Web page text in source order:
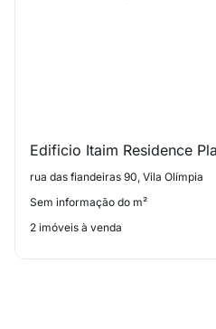
Edificio Itaim Residence
rua das fiandeiras 90, Vila Olímpia
Sem informação do m²
2 imóveis à venda